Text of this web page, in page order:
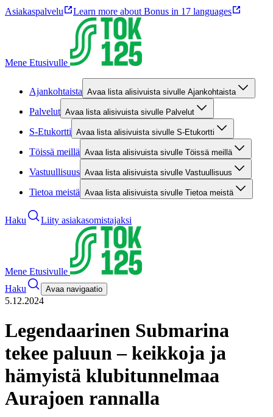
Asiakaspalvelu Learn more about Bonus in 17 languages
Mene Etusivulle
Ajankohtaista Avaa lista alisivuista sivulle Ajankohtaista
Palvelut Avaa lista alisivuista sivulle Palvelut
S-Etukortti Avaa lista alisivuista sivulle S-Etukortti
Töissä meillä Avaa lista alisivuista sivulle Töissä meillä
Vastuullisuus Avaa lista alisivuista sivulle Vastuullisuus
Tietoa meistä Avaa lista alisivuista sivulle Tietoa meistä
Haku Liity asiakasomistajaksi
Mene Etusivulle
Haku
Avaa navigaatio
5.12.2024
Legendaarinen Submarina
tekee paluun – keikkoja ja
hämyistä klubitunnelmaa
Aurajoen rannalla